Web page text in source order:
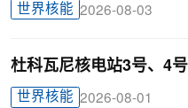
世界核能 2026-08-03
杜科瓦尼核电站3号、4
世界核能 2026-08-01